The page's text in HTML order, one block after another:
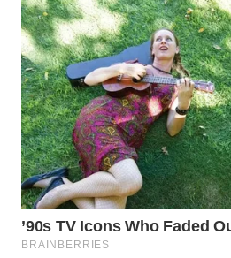
WN
KALTENG
WN
KALTARA
WN
KALSEL
WN
KALTIM